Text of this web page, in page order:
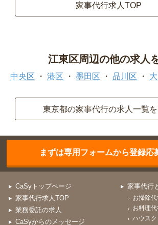
家事代行求人TOP
江東区周辺の他の求人
中央区 港区 墨田区 品川区
東京都の家事代行の求人一覧
まずは専用フォームから登録応
CaSyトップページ
家事代行求人TOP
業務委託の求人
CaSyからのメッセージ
家事代行
お掃除
お料理
ハウス